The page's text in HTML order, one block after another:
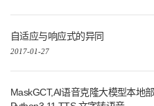
自适应与响应式的异同
2017-01-27
MaskGCT,AI语音克隆大模型本地